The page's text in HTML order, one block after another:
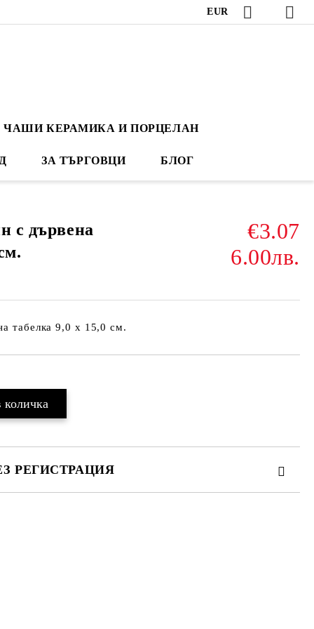
EUR
ЧАШИ КЕРАМИКА И ПОРЦЕЛАН
ЗА ТЪРГОВЦИ БЛОГ
с дървена
€3.07
6.00лв.
табелка 9,0 х 15,0 см.
РЕГИСТРАЦИЯ